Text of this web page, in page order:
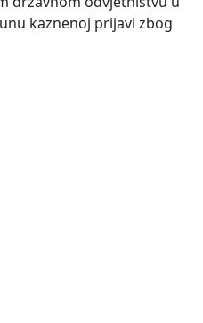
kaznenoj prijavi zbog